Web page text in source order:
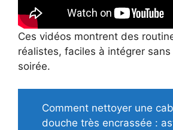
Ces vidéos montrent des
réalistes, faciles à intégrer
soirée.
Comment nettoyer une
douche très encrassée :